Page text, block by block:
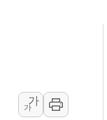
출 2545억원·영업익
희귀가스 사업 항공우주
·대구시 '2차 공공기관
파트값 0.26%↑…상승
가
가